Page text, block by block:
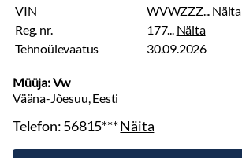
VIN
WVWZZZ... Näita
Reg. nr.
177... Näita
Tehnoülevaatus
30.09.2026
Müüja: Vw
Vääna-Jõesuu, Eesti
Telefon:56815***Näita